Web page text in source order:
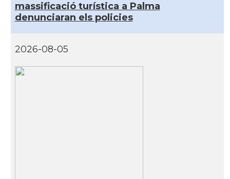
massificació turística a Palma
denunciaran els policies
2026-08-05